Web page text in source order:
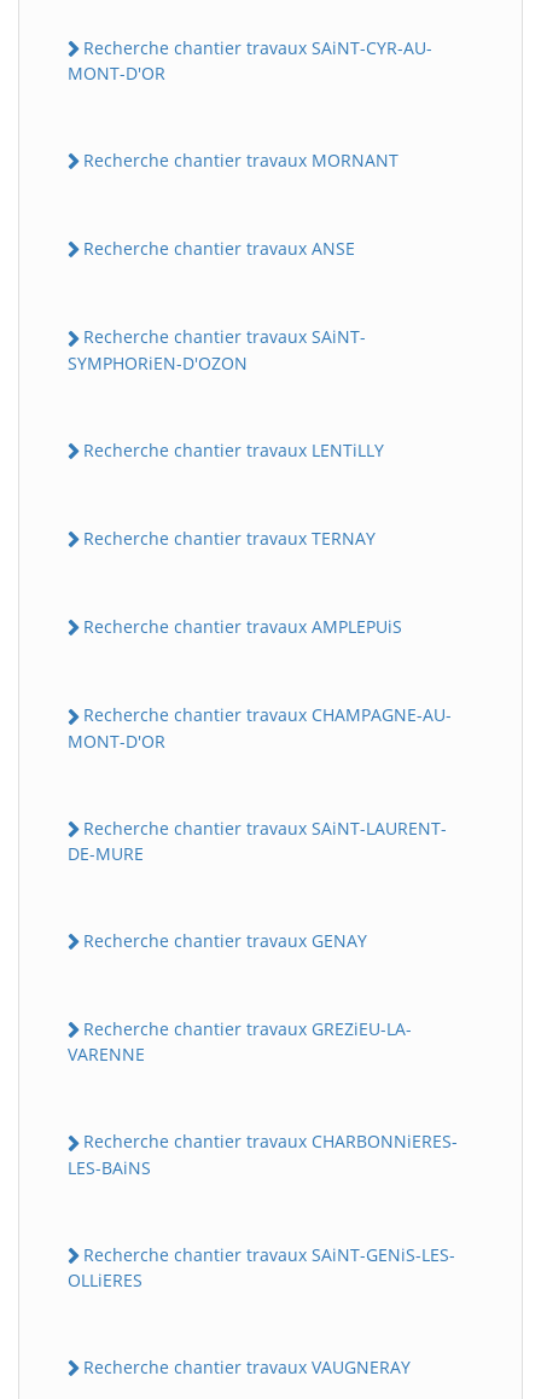
Recherche chantier travaux SAiNT-CYR-AU-
MONT-D'OR
Recherche chantier travaux MORNANT
Recherche chantier travaux ANSE
Recherche chantier travaux SAiNT-
SYMPHORiEN-D'OZON
Recherche chantier travaux LENTiLLY
Recherche chantier travaux TERNAY
Recherche chantier travaux AMPLEPUiS
Recherche chantier travaux CHAMPAGNE-AU-
MONT-D'OR
Recherche chantier travaux SAiNT-LAURENT-
DE-MURE
Recherche chantier travaux GENAY
Recherche chantier travaux GREZiEU-LA-
VARENNE
Recherche chantier travaux CHARBONNiERES-
LES-BAiNS
Recherche chantier travaux SAiNT-GENiS-LES-
OLLiERES
Recherche chantier travaux VAUGNERAY